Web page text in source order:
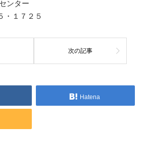
ンター
１７２５
次の記事
Hatena